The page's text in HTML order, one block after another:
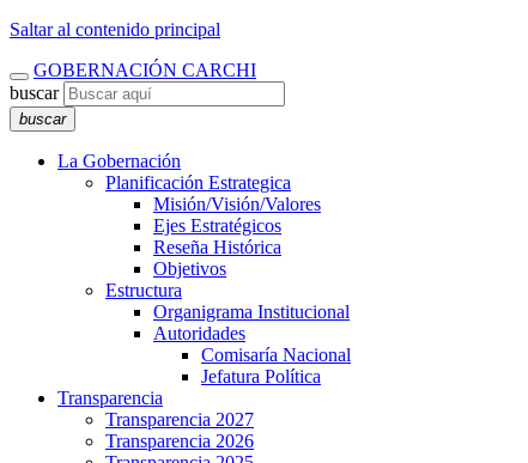
Saltar al contenido principal
GOBERNACIÓN CARCHI
buscar
buscar
La Gobernación
Planificación Estrategica
Misión/Visión/Valores
Ejes Estratégicos
Reseña Histórica
Objetivos
Estructura
Organigrama Institucional
Autoridades
Comisaría Nacional
Jefatura Política
Transparencia
Transparencia 2027
Transparencia 2026